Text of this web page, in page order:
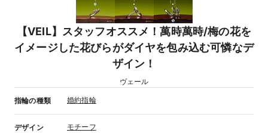
【VEIL】スタッフオススメ！萬時萬時/梅の花を
イメージした花びらがダイヤを包み込む可憐なデ
ザイン！
ヴェール
指輪の種類 婚約指輪
デザイン モチーフ